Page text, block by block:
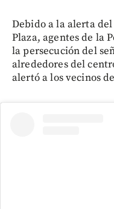
Debido a la alerta
Plaza, agentes de la
la persecución del
alrededores del
alertó a los vecinos